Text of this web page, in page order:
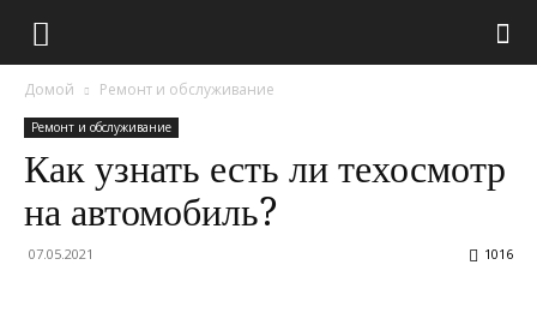
Домой Ремонт и обслуживание
Ремонт и обслуживание
Как узнать есть ли техосмотр
на автомобиль?
07.05.2021 1016